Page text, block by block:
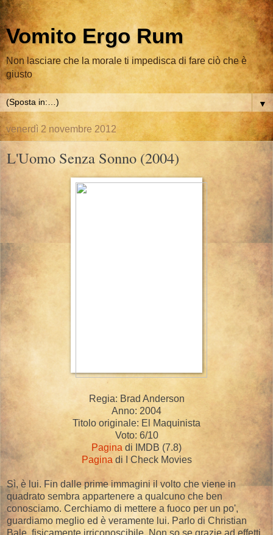
Vomito Ergo Rum
Non lasciare che la morale ti impedisca di fare ciò che è
giusto
▼
venerdì 2 novembre 2012
L'Uomo Senza Sonno (2004)
Regia: Brad Anderson
Anno: 2004
Titolo originale: El Maquinista
Voto: 6/10
Pagina di IMDB (7.8)
Pagina di I Check Movies
Sì, è lui. Fin dalle prime immagini il volto che viene in
quadrato sembra appartenere a qualcuno che ben
conosciamo. Cerchiamo di mettere a fuoco per un po',
guardiamo meglio ed è veramente lui. Parlo di Christian
Bale, fisicamente irriconoscibile. Non so se grazie ad effetti